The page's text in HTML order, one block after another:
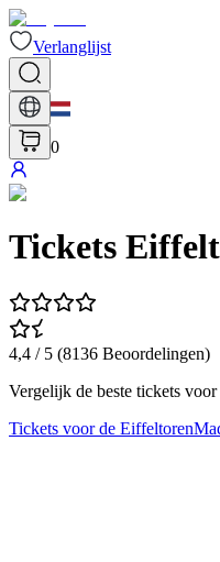
Verlanglijst
0
Tickets
4,4 / 5 (8136 Beoordelingen)
Vergelijk de beste tickets
Tickets voor de Eiffeltoren